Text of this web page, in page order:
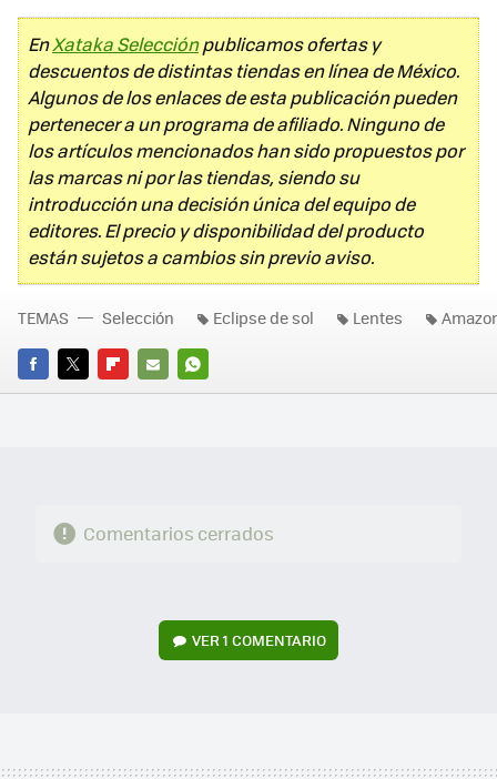
EnXataka Selecciónpublicamos ofertas y
descuentos de distintas tiendas en línea de México.
Algunos de los enlaces de esta publicación pueden
pertenecer a un programa de afiliado. Ninguno de
los artículos mencionados han sido propuestos por
las marcas ni por las tiendas, siendo su
introducción una decisión única del equipo de
editores. El precio y disponibilidad del producto
están sujetos a cambios sin previo aviso.
FACEBOOK
TWITTERFLIPBOARD
E-
WHATSAPP
TEMAS Selección Eclipse de sol Lentes
Comentarios cerrados
VER1 COMENTARIO